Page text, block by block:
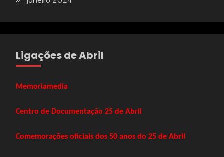
Ligações de Abril
Memoriamedia
Centro de Documentação 25 de Abril
Comemorações oficiais dos 50 anos do 25 de Abril